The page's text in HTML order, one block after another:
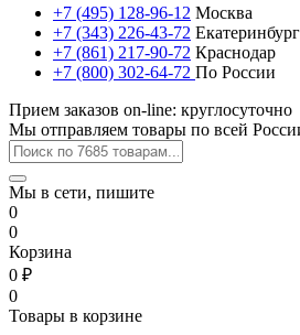
+7 (495) 128-96-12 Москва
+7 (343) 226-43-72 Екатеринбург
+7 (861) 217-90-72 Краснодар
+7 (800) 302-64-72 По России
Прием заказов on-line: круглосуточно
Мы отправляем товары по всей
Мы в сети, пишите
0
0
Корзина
0 ₽
0
Товары в корзине